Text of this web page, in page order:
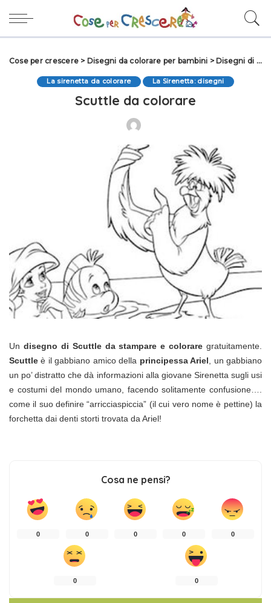
Cose per crescere > Disegni da colorare per bambini > Disegni di Fiabe da colorare
La sirenetta da colorare La Sirenetta: disegni
Scuttle da colorare
Un disegno di Scuttle da stampare e colorare gratuitamente.
Scuttle è il gabbiano amico della principessa Ariel, un gabbiano
un po’ distratto che dà informazioni alla giovane Sirenetta sugli usi
e costumi del mondo umano, facendo solitamente confusione….
come il suo definire “arricciaspiccia” (il cui vero nome è pettine) la
forchetta dai denti storti trovata da Ariel!
Cosa ne pensi?
0 0 0 0 0
0 0